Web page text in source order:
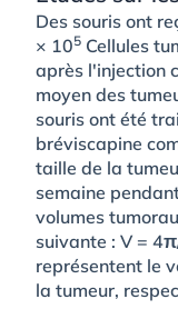
Des souris ont
× 105 Cellules
après l'injection
moyen des
souris ont été
bréviscapine
taille de la
semaine
volumes
suivante : V =
représentent le
la tumeur,